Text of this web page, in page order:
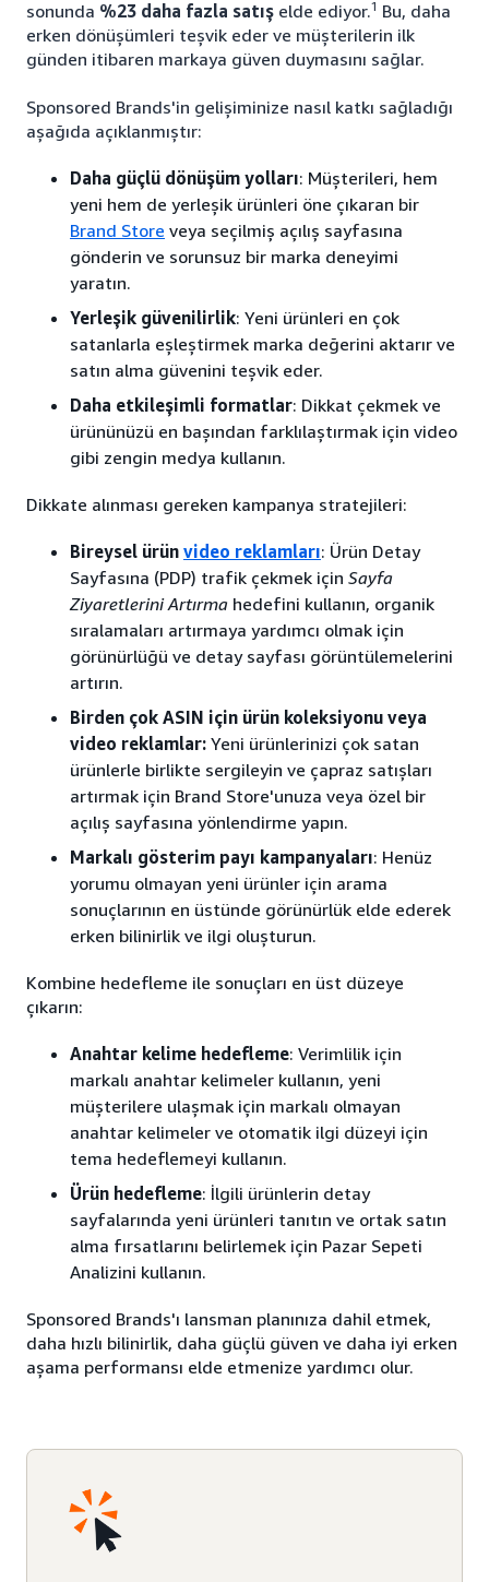
sonunda %23 daha fazla satış elde ediyor.1 Bu, daha
erken dönüşümleri teşvik eder ve müşterilerin ilk
günden itibaren markaya güven duymasını sağlar.
Sponsored Brands'in gelişiminize nasıl katkı sağladığı
aşağıda açıklanmıştır:
Daha güçlü dönüşüm yolları: Müşterileri, hem
yeni hem de yerleşik ürünleri öne çıkaran bir
Brand Store veya seçilmiş açılış sayfasına
gönderin ve sorunsuz bir marka deneyimi
yaratın.
Yerleşik güvenilirlik: Yeni ürünleri en çok
satanlarla eşleştirmek marka değerini aktarır ve
satın alma güvenini teşvik eder.
Daha etkileşimli formatlar: Dikkat çekmek ve
ürününüzü en başından farklılaştırmak için video
gibi zengin medya kullanın.
Dikkate alınması gereken kampanya stratejileri:
Bireysel ürün video reklamları: Ürün Detay
Sayfasına (PDP) trafik çekmek için Sayfa
Ziyaretlerini Artırma hedefini kullanın, organik
sıralamaları artırmaya yardımcı olmak için
görünürlüğü ve detay sayfası görüntülemelerini
artırın.
Birden çok ASIN için ürün koleksiyonu veya
video reklamlar: Yeni ürünlerinizi çok satan
ürünlerle birlikte sergileyin ve çapraz satışları
artırmak için Brand Store'unuza veya özel bir
açılış sayfasına yönlendirme yapın.
Markalı gösterim payı kampanyaları: Henüz
yorumu olmayan yeni ürünler için arama
sonuçlarının en üstünde görünürlük elde ederek
erken bilinirlik ve ilgi oluşturun.
Kombine hedefleme ile sonuçları en üst düzeye
çıkarın:
Anahtar kelime hedefleme: Verimlilik için
markalı anahtar kelimeler kullanın, yeni
müşterilere ulaşmak için markalı olmayan
anahtar kelimeler ve otomatik ilgi düzeyi için
tema hedeflemeyi kullanın.
Ürün hedefleme: İlgili ürünlerin detay
sayfalarında yeni ürünleri tanıtın ve ortak satın
alma fırsatlarını belirlemek için Pazar Sepeti
Analizini kullanın.
Sponsored Brands'ı lansman planınıza dahil etmek,
daha hızlı bilinirlik, daha güçlü güven ve daha iyi erken
aşama performansı elde etmenize yardımcı olur.